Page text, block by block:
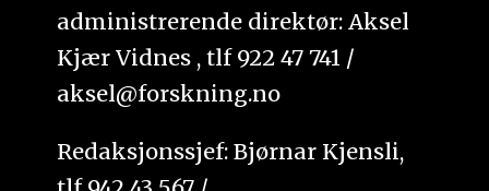
administrerende direktør: Aksel
Kjær Vidnes , tlf 922 47 741 /
aksel@forskning.no
Redaksjonssjef: Bjørnar Kjensli,